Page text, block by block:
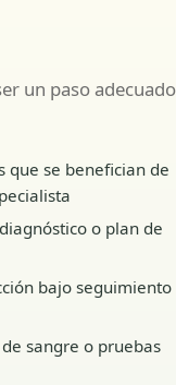
un paso adecuado
que se benefician de
o plan de
bajo seguimiento
sangre o pruebas